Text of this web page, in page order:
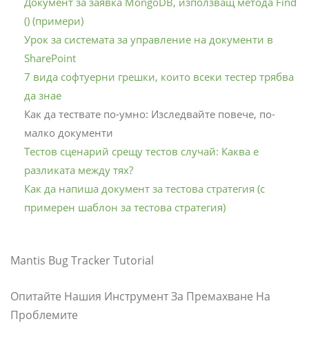
() (примери)
Урок за системата за управление на документи в
SharePoint
7 вида софтуерни грешки, които всеки тестер трябва
да знае
Как да тествате по-умно: Изследвайте повече, по-
малко документи
Тестов сценарий срещу тестов случай: Каква е
разликата между тях?
Как да напиша документ за тестова стратегия (с
примерен шаблон за тестова стратегия)
Mantis Bug Tracker Tutorial
Опитайте Нашия Инструмент За Премахване На
Проблемите